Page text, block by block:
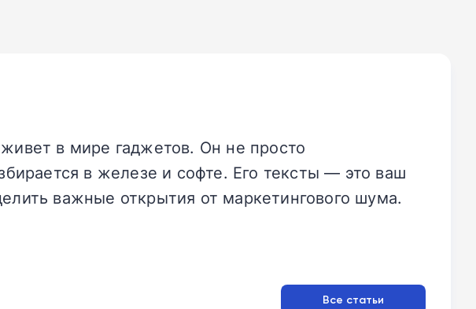
в мире гаджетов. Он не просто
в железе и софте. Его тексты — это ваш
важные открытия от маркетингового шума.
Все статьи